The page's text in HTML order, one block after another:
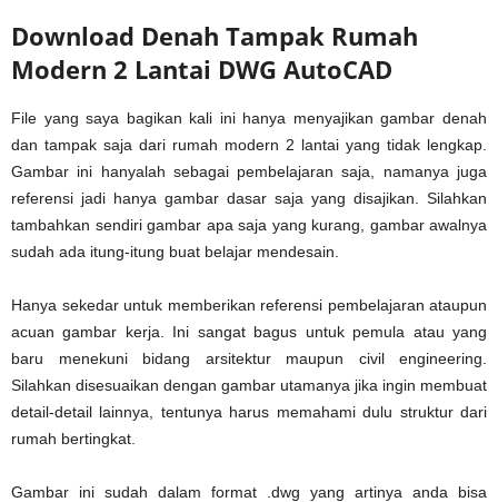
Download Denah Tampak Rumah
Modern 2 Lantai DWG AutoCAD
File yang saya bagikan kali ini hanya menyajikan gambar denah
dan tampak saja dari rumah modern 2 lantai yang tidak lengkap.
Gambar ini hanyalah sebagai pembelajaran saja, namanya juga
referensi jadi hanya gambar dasar saja yang disajikan. Silahkan
tambahkan sendiri gambar apa saja yang kurang, gambar awalnya
sudah ada itung-itung buat belajar mendesain.
Hanya sekedar untuk memberikan referensi pembelajaran ataupun
acuan gambar kerja. Ini sangat bagus untuk pemula atau yang
baru menekuni bidang arsitektur maupun civil engineering.
Silahkan disesuaikan dengan gambar utamanya jika ingin membuat
detail-detail lainnya, tentunya harus memahami dulu struktur dari
rumah bertingkat.
Gambar ini sudah dalam format .dwg yang artinya anda bisa